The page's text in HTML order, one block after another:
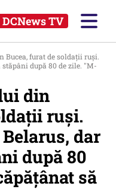
DCNews TV
Bucea, furat de soldații ruși.
după 80 de zile. "M-
din
ruși.
dar
după 80
să